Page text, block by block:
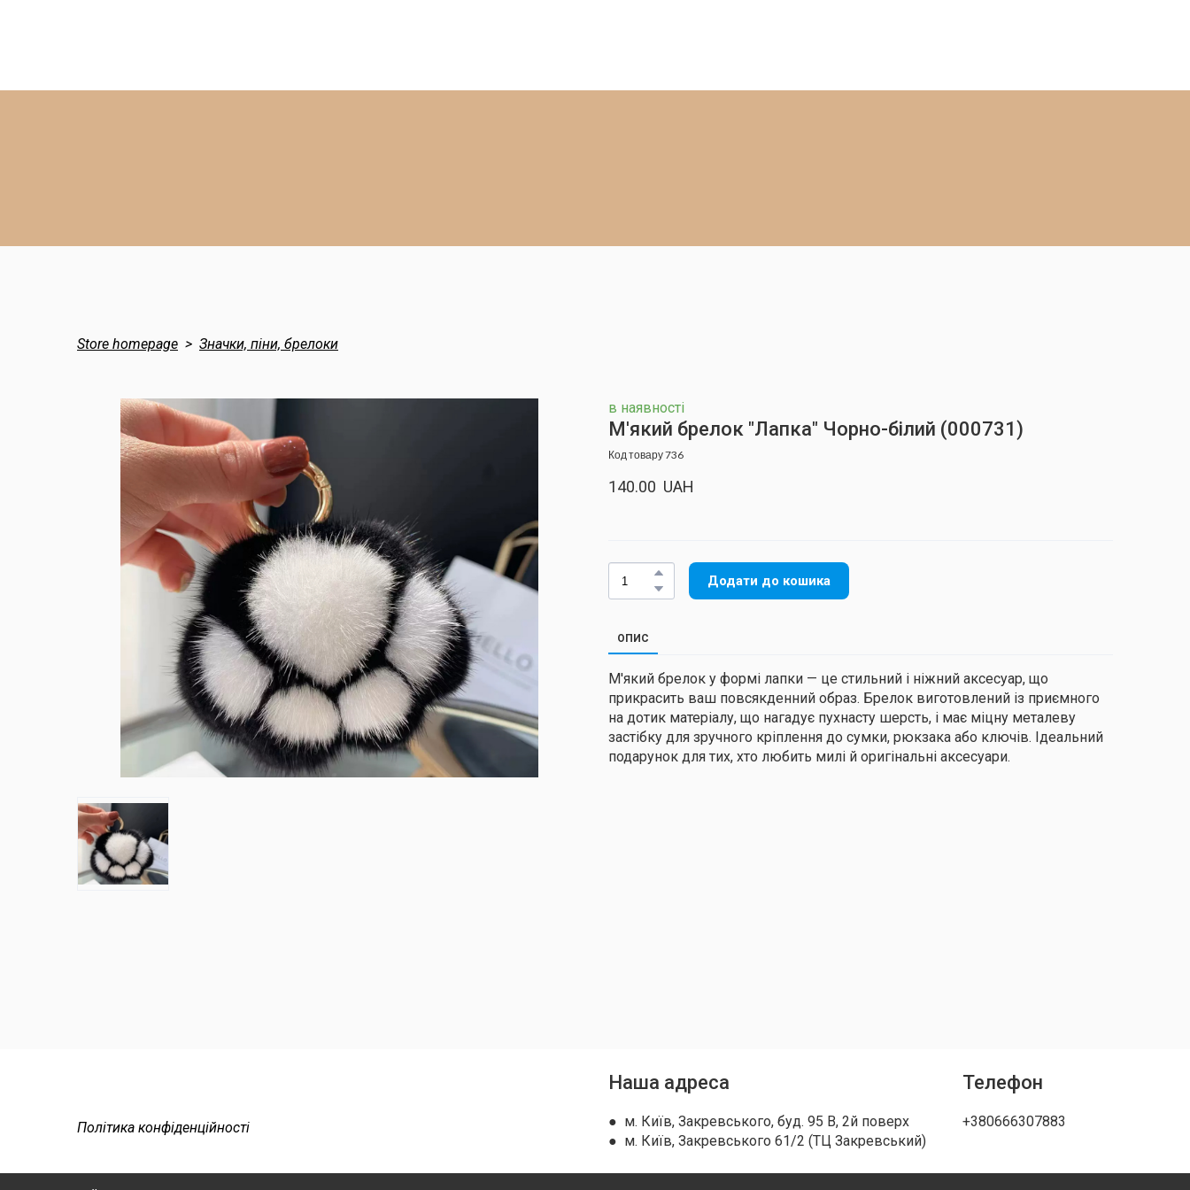
Store homepage Значки, піни, брелоки
в наявності
М'який брелок "Лапка" Чорно-білий (000731)
Код товару 736
140.00  UAH
Додати до кошика
ОПИС
М'який брелок у формі лапки — це стильний і ніжний аксесуар, що
прикрасить ваш повсякденний образ. Брелок виготовлений із приємного
на дотик матеріалу, що нагадує пухнасту шерсть, і має міцну металеву
застібку для зручного кріплення до сумки, рюкзака або ключів. Ідеальний
подарунок для тих, хто любить милі й оригінальні аксесуари.
Політика конфіденційності
Наша адреса
● м. Київ, Закревського, буд. 95 В, 2й поверх
● м. Київ, Закревського 61/2 (ТЦ Закревський)
Телефон
+380666307883